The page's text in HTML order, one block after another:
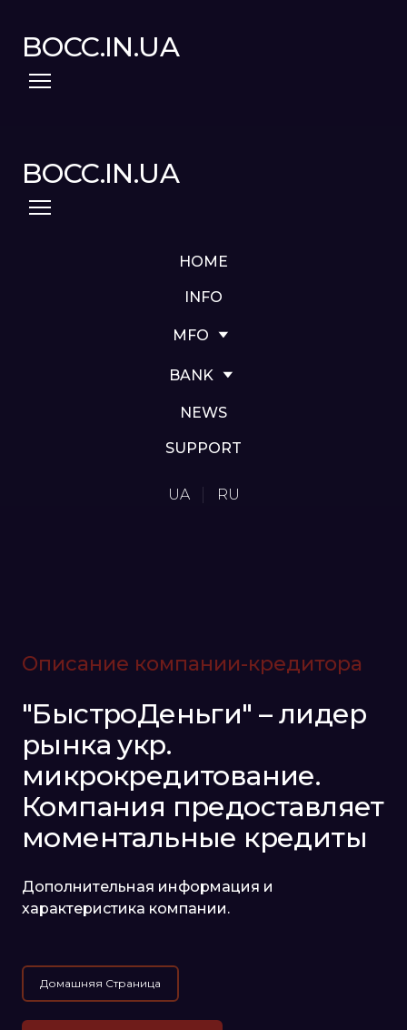
BOCC.IN.UA
BOCC.IN.UA
HOME
INFO
MFO
BANK
NEWS
SUPPORT
UA RU
Описание компании-кредитора
"БыстроДеньги" – лидер
рынка укр.
микрокредитование.
Компания предоставляет
моментальные кредиты
Дополнительная информация и
характеристика компании.
Домашняя Страница